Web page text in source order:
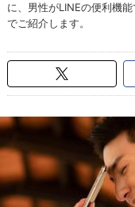
に、男性がLINEの便利機
でご紹介します。